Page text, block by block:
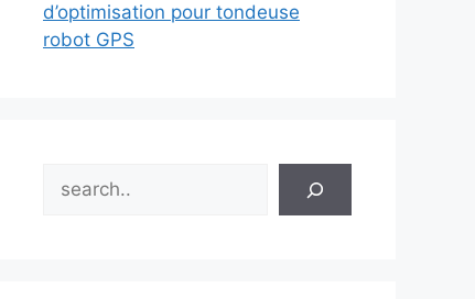
d’optimisation pour tondeuse
robot GPS